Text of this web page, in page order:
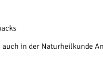
in der Naturheilkunde